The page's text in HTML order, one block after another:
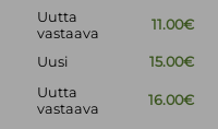
Uutta
vastaava
11.00€
Uusi
15.00€
Uutta
vastaava
16.00€